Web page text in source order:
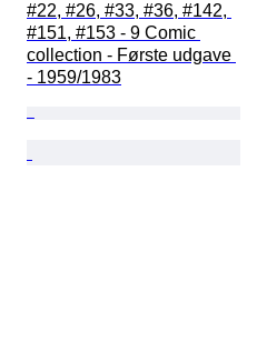
#22, #26, #33, #36, #142,
#151, #153 - 9 Comic
collection - Første udgave
- 1959/1983